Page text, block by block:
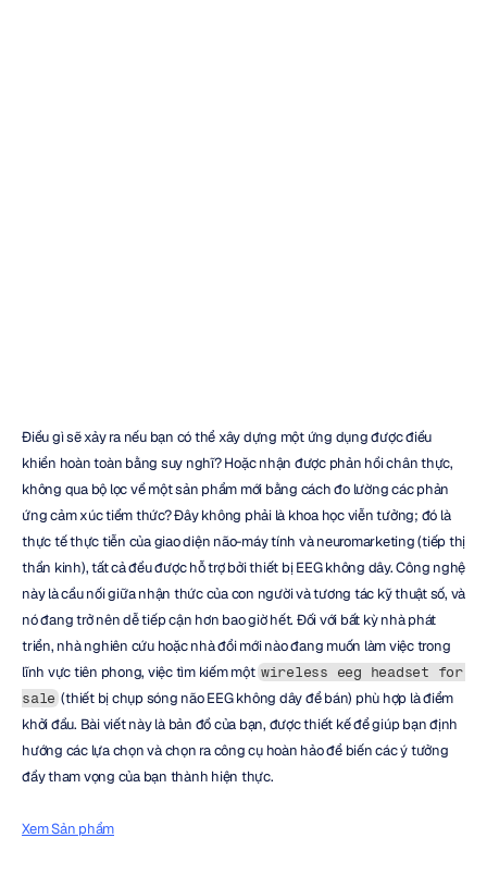
Điều gì sẽ xảy ra nếu bạn có thể xây dựng một ứng dụng được điều
khiển hoàn toàn bằng suy nghĩ? Hoặc nhận được phản hồi chân thực,
không qua bộ lọc về một sản phẩm mới bằng cách đo lường các phản
ứng cảm xúc tiềm thức? Đây không phải là khoa học viễn tưởng; đó là
thực tế thực tiễn của giao diện não-máy tính và neuromarketing (tiếp thị
thần kinh), tất cả đều được hỗ trợ bởi thiết bị EEG không dây. Công nghệ
này là cầu nối giữa nhận thức của con người và tương tác kỹ thuật số, và
nó đang trở nên dễ tiếp cận hơn bao giờ hết. Đối với bất kỳ nhà phát
triển, nhà nghiên cứu hoặc nhà đổi mới nào đang muốn làm việc trong
lĩnh vực tiên phong, việc tìm kiếm một wireless eeg headset for
sale (thiết bị chụp sóng não EEG không dây để bán) phù hợp là điểm
khởi đầu. Bài viết này là bản đồ của bạn, được thiết kế để giúp bạn định
hướng các lựa chọn và chọn ra công cụ hoàn hảo để biến các ý tưởng
đầy tham vọng của bạn thành hiện thực.
Xem Sản phẩm